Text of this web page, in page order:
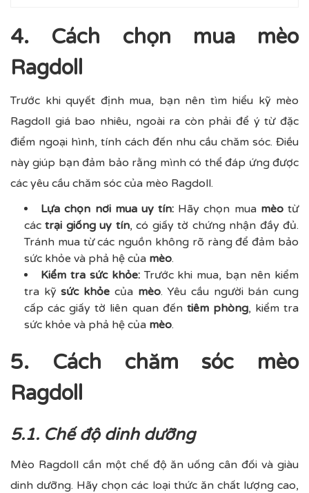
4. Cách chọn mua mèo
Ragdoll
Trước khi quyết định mua, bạn nên tìm hiểu kỹ mèo
Ragdoll giá bao nhiêu, ngoài ra còn phải để ý từ đặc
điểm ngoại hình, tính cách đến nhu cầu chăm sóc. Điều
này giúp bạn đảm bảo rằng mình có thể đáp ứng được
các yêu cầu chăm sóc của mèo Ragdoll.
Lựa chọn nơi mua uy tín: Hãy chọn mua mèotừ
cáctrại giống uy tín, có giấy tờ chứng nhận đầy đủ.
Tránh mua từ các nguồn không rõ ràng để đảm bảo
sức khỏe và phả hệ của mèo.
Kiểm tra sức khỏe:Trước khi mua, bạn nên kiểm
tra kỹsức khỏe của mèo. Yêu cầu người bán cung
cấp các giấy tờ liên quan đến tiêm phòng, kiểm tra
sức khỏe và phả hệ của mèo.
5. Cách chăm sóc mèo
Ragdoll
5.1. Chế độ dinh dưỡng
Mèo Ragdoll cần một chế độ ăn uống cân đối và giàu
dinh dưỡng. Hãy chọn các loại thức ăn chất lượng cao,